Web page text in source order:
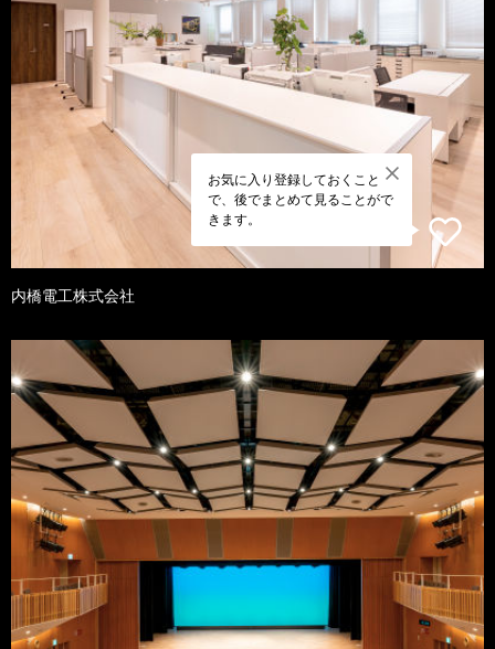
お気に入り登録しておくこと
で、後でまとめて見ることがで
きます。
内橋電工株式会社